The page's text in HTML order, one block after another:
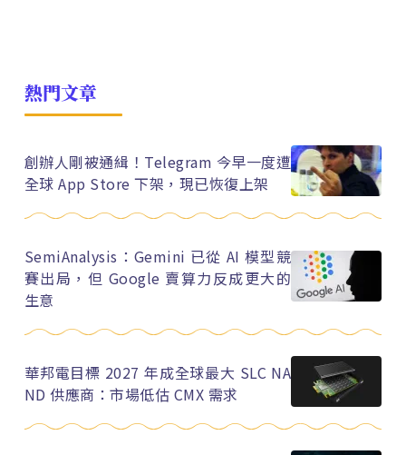
熱門文章
創辦人剛被通緝！Telegram 今早一度遭
全球 App Store 下架，現已恢復上架
SemiAnalysis：Gemini 已從 AI 模型競
賽出局，但 Google 賣算力反成更大的
生意
華邦電目標 2027 年成全球最大 SLC NA
ND 供應商：市場低估 CMX 需求